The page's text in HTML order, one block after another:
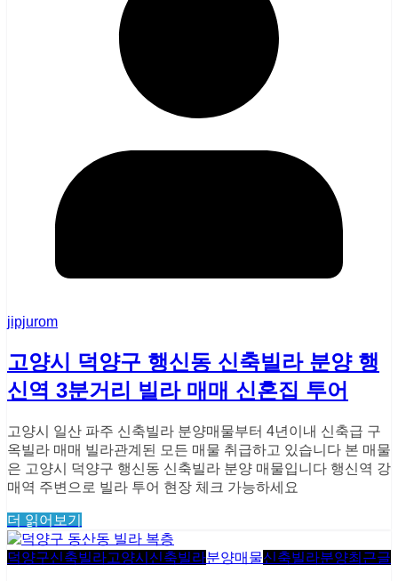
jipjurom
고양시 덕양구 행신동 신축빌라 분양 행
신역 3분거리 빌라 매매 신혼집 투어
고양시 일산 파주 신축빌라 분양매물부터 4년이내 신축급 구
옥빌라 매매 빌라관계된 모든 매물 취급하고 있습니다 본 매물
은 고양시 덕양구 행신동 신축빌라 분양 매물입니다 행신역 강
매역 주변으로 빌라 투어 현장 체크 가능하세요
더 읽어보기
덕양구신축빌라고양시신축빌라분양매물신축빌라분양최근글